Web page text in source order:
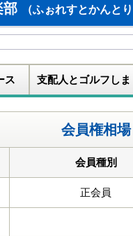
部 （ふぉれすとかんと
ス 支配人とゴルフしま
会員権相場
会員種別
正会員